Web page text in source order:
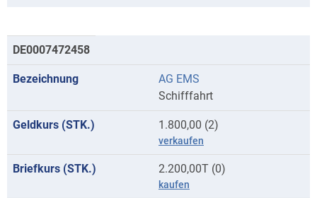
DE0007472458
AG EMS
Schifffahrt
1.800,00 (2)
verkaufen
2.200,00T (0)
kaufen